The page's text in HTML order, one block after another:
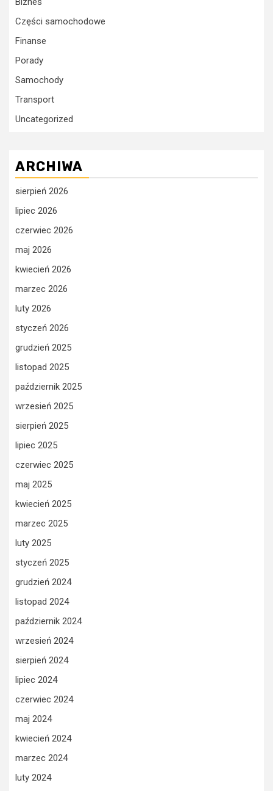
Części samochodowe
Finanse
Porady
Samochody
Transport
Uncategorized
ARCHIWA
sierpień 2026
lipiec 2026
czerwiec 2026
maj 2026
kwiecień 2026
marzec 2026
luty 2026
styczeń 2026
grudzień 2025
listopad 2025
październik 2025
wrzesień 2025
sierpień 2025
lipiec 2025
czerwiec 2025
maj 2025
kwiecień 2025
marzec 2025
luty 2025
styczeń 2025
grudzień 2024
listopad 2024
październik 2024
wrzesień 2024
sierpień 2024
lipiec 2024
czerwiec 2024
maj 2024
kwiecień 2024
marzec 2024
luty 2024